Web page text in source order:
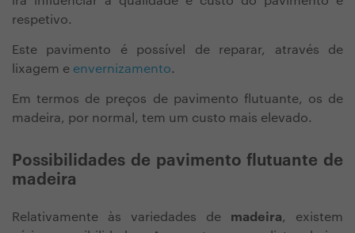
respetivo.
Este pavimento é possível de reparar, através de
lixagem e envernizamento.
Em termos de preços de pavimento flutuante, os de
madeira, por normal, tem um custo mais elevado.
Possibilidades de pavimento flutuante de
madeira
Relativamente às variedades de madeira, existem